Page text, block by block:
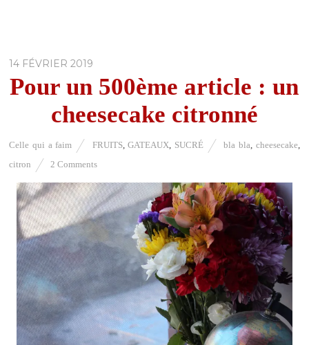
14 FÉVRIER 2019
Pour un 500ème article : un
cheesecake citronné
Celle qui a faim FRUITS,GATEAUX SUCRÉ bla bla cheesecake
citron
2 Comments